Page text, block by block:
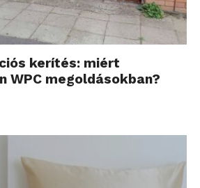
kerítés: miért
WPC megoldásokban?